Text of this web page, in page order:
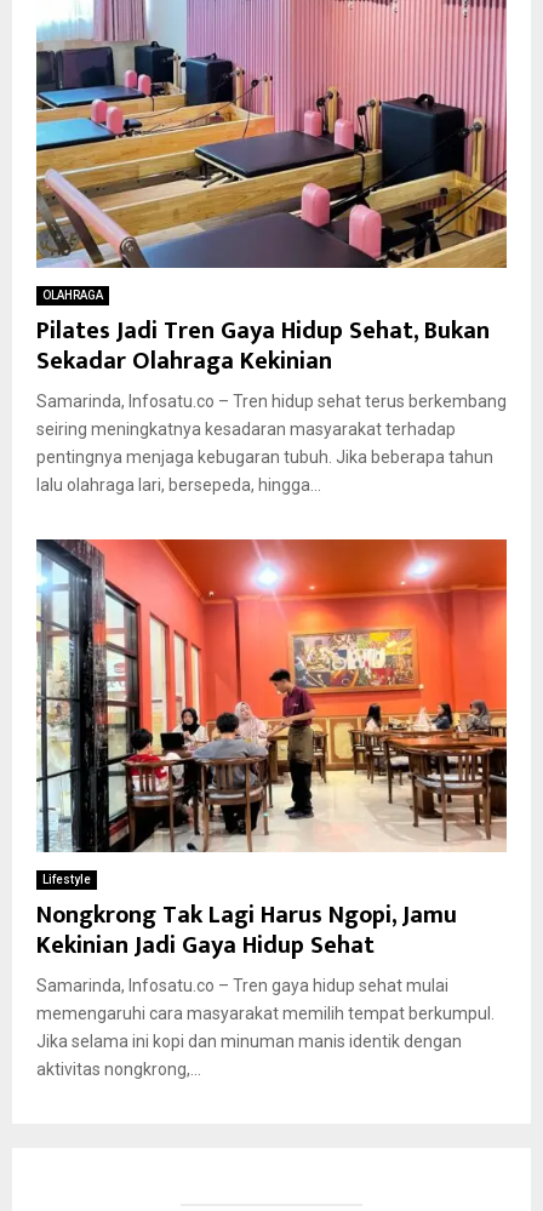
OLAHRAGA
Pilates Jadi Tren Gaya Hidup Sehat, Bukan
Sekadar Olahraga Kekinian
Samarinda, Infosatu.co – Tren hidup sehat terus berkembang
seiring meningkatnya kesadaran masyarakat terhadap
pentingnya menjaga kebugaran tubuh. Jika beberapa tahun
lalu olahraga lari, bersepeda, hingga...
Lifestyle
Nongkrong Tak Lagi Harus Ngopi, Jamu
Kekinian Jadi Gaya Hidup Sehat
Samarinda, Infosatu.co – Tren gaya hidup sehat mulai
memengaruhi cara masyarakat memilih tempat berkumpul.
Jika selama ini kopi dan minuman manis identik dengan
aktivitas nongkrong,...